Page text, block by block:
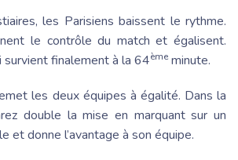
les Parisiens baissent le rythme.
le contrôle du match et égalisent.
survient finalement à la 64ème minute.
les deux équipes à égalité. Dans la
double la mise en marquant sur un
et donne l’avantage à son équipe.